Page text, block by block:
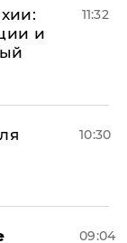
и
11:32
10:30
09:04